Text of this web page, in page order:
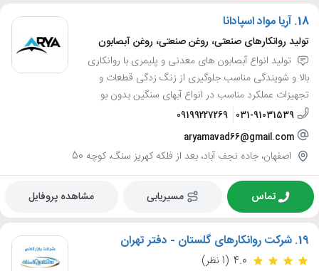
18. آریا مواد اسپادانا
تولید روانکارهای صنعتی، روغن صنعتی، روغن آبصابون
تولید انواع آبصابون های معدنی و پلیمری با روانکاری
بالا و شویندگی مناسب جلوگیری از زنگ زدگی قطعات و
تجهیزات عملکرد مناسب در انواع آبهای سنگین بدون بو
031-91031539
09199227269
aryamavad66@gmail.com
اصفهان، جاده نجف آباد، بعد از فلکه کهریز سنگ، کوچه 50
تماس مسیریابی مشاهده پروفایل
19. شرکت روانکارهای گلستان - دفتر تهران
4.0 (1 نظر)